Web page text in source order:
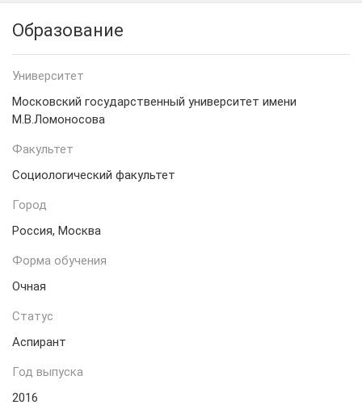
Образование
Университет
Московский государственный университет имени
М.В.Ломоносова
Факультет
Социологический факультет
Город
Россия, Москва
Форма обучения
Очная
Статус
Аспирант
Год выпуска
2016